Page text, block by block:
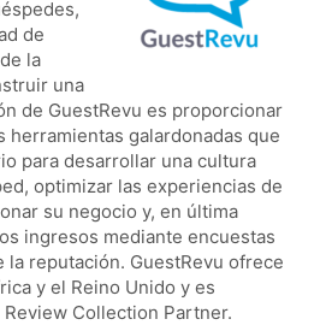
de
la
una
de GuestRevu es proporcionar
herramientas galardonadas que
para desarrollar una cultura
optimizar las experiencias de
su negocio y, en última
ingresos mediante encuestas
la reputación. GuestRevu ofrece
y el Reino Unido y es
Collection Partner.